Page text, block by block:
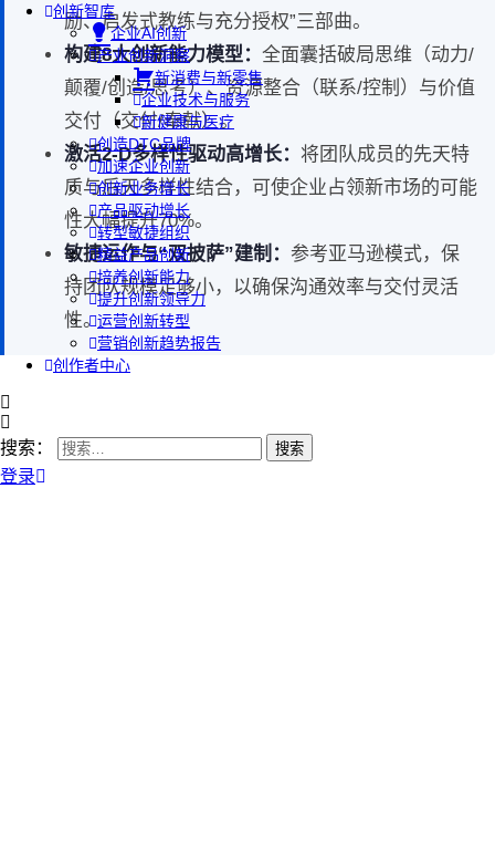
创新智库
企业AI创新
产业创新洞察
新消费与新零售
企业技术与服务
新健康与医疗
创造DTC品牌
加速企业创新
创新业务增长
产品驱动增长
转型敏捷组织
精益产品创新
培养创新能力
提升创新领导力
运营创新转型
营销创新趋势报告
创作者中心
搜索：
登录
励、启发式教练与充分授权”三部曲。
构建8大创新能力模型： 全面囊括破局思维（动力/
颠覆/创造/思考）、资源整合（联系/控制）与价值
交付（交付/奉献）。
激活2-D多样性驱动高增长： 将团队成员的先天特
质与后天多样性结合，可使企业占领新市场的可能
性大幅提升70%。
敏捷运作与“双披萨”建制： 参考亚马逊模式，保
持团队规模足够小，以确保沟通效率与交付灵活
性。